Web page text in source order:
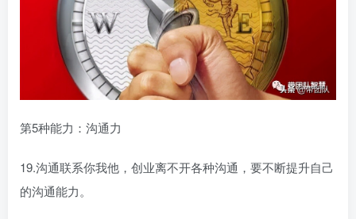
第5种能力：沟通力
19.沟通联系你我他，创业离不开各种沟通，要不断提升自己
的沟通能力。